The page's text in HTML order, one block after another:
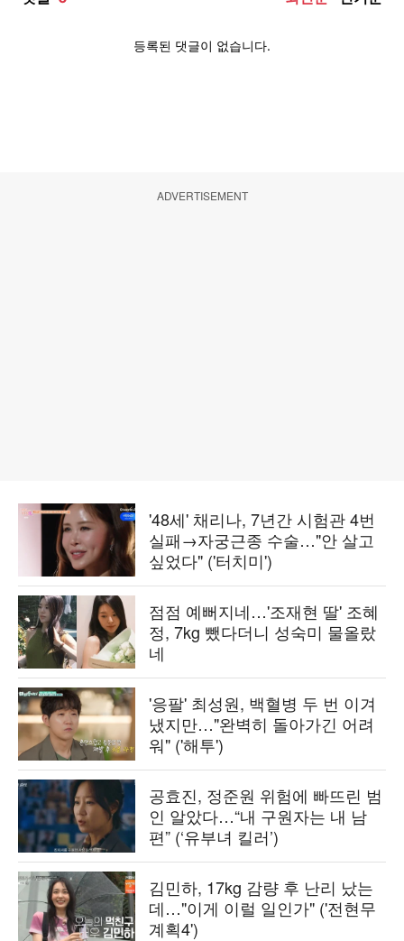
ADVERTISEMENT
'48세' 채리나, 7년간 시험관 4번
실패→자궁근종 수술…"안 살고
싶었다" ('터치미')
점점 예뻐지네…'조재현 딸' 조혜
정, 7kg 뺐다더니 성숙미 물올랐
네
'응팔' 최성원, 백혈병 두 번 이겨
냈지만…"완벽히 돌아가긴 어려
워" ('해투')
공효진, 정준원 위험에 빠뜨린 범
인 알았다…“내 구원자는 내 남
편” (‘유부녀 킬러’)
김민하, 17kg 감량 후 난리 났는
데…"이게 이럴 일인가" ('전현무
계획4')